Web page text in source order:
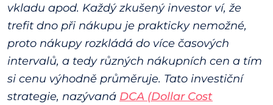
vkladu apod. Každý zkušený investor ví, že
trefit dno při nákupu je prakticky nemožné,
proto nákupy rozkládá do více časových
intervalů, a tedy různých nákupních cen a tím
si cenu výhodně průměruje. Tato investiční
strategie, nazývaná DCA (Dollar Cost